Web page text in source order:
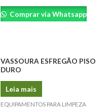
Comprar via Whatsapp
VASSOURA ESFREGÃO PISO
DURO
Leia mais
EQUIPAMENTOS PARA LIMPEZA